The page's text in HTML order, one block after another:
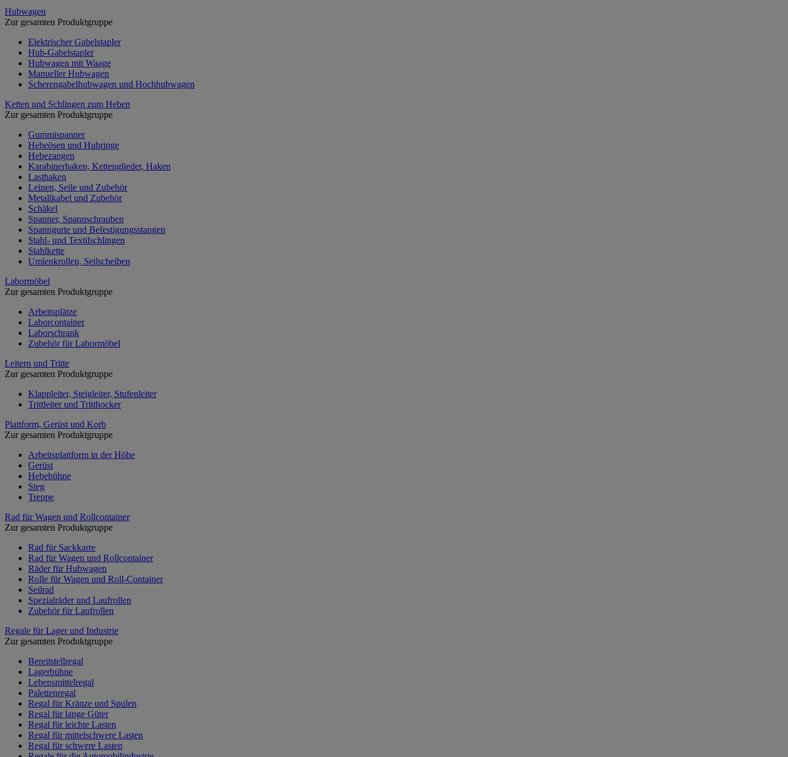
Hubwagen
Zur gesamten Produktgruppe
Elektrischer Gabelstapler
Hub-Gabelstapler
Hubwagen mit Waage
Manueller Hubwagen
Scherengabelhubwagen und Hochhubwagen
Ketten und Schlingen zum Heben
Zur gesamten Produktgruppe
Gummispanner
Hebeösen und Hubringe
Hebezangen
Karabinerhaken, Kettenglieder, Haken
Lasthaken
Leinen, Seile und Zubehör
Metallkabel und Zubehör
Schäkel
Spanner, Spannschrauben
Spanngurte und Befestigungsstangen
Stahl- und Textilschlingen
Stahlkette
Umlenkrollen, Seilscheiben
Labormöbel
Zur gesamten Produktgruppe
Arbeitsplätze
Laborcontainer
Laborschrank
Zubehör für Labormöbel
Leitern und Tritte
Zur gesamten Produktgruppe
Klappleiter, Steigleiter, Stufenleiter
Trittleiter und Tritthocker
Plattform, Gerüst und Korb
Zur gesamten Produktgruppe
Arbeitsplattform in der Höhe
Gerüst
Hebebühne
Steg
Treppe
Rad für Wagen und Rollcontainer
Zur gesamten Produktgruppe
Rad für Sackkarre
Rad für Wagen und Rollcontainer
Räder für Hubwagen
Rolle für Wagen und Roll-Container
Seilrad
Spezialräder und Laufrollen
Zubehör für Laufrollen
Regale für Lager und Industrie
Zur gesamten Produktgruppe
Bereitstellregal
Lagerbühne
Lebensmittelregal
Palettenregal
Regal für Kränze und Spulen
Regal für lange Güter
Regal für leichte Lasten
Regal für mittelschwere Lasten
Regal für schwere Lasten